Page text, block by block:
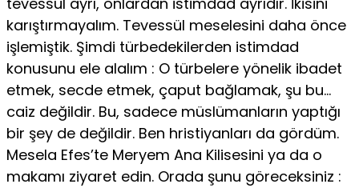
karıştırmayalım. Tevessül meselesini daha önce
işlemiştik. Şimdi türbedekilerden istimdad
konusunu ele alalım : O türbelere yönelik ibadet
etmek, secde etmek, çaput bağlamak, şu bu…
caiz değildir. Bu, sadece müslümanların yaptığı
bir şey de değildir. Ben hristiyanları da gördüm.
Mesela Efes’te Meryem Ana Kilisesini ya da o
makamı ziyaret edin. Orada şunu göreceksiniz :